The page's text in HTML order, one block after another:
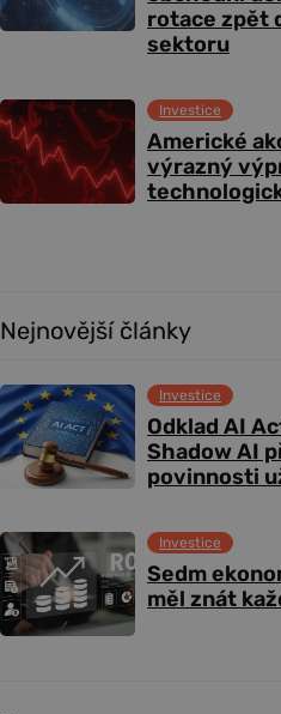
rotace zpět
sektoru
Americké
výrazný
Investice
Nejnovější články
Odklad AI
Shadow AI
povinnosti
Investice
Sedm
měl znát
Investice